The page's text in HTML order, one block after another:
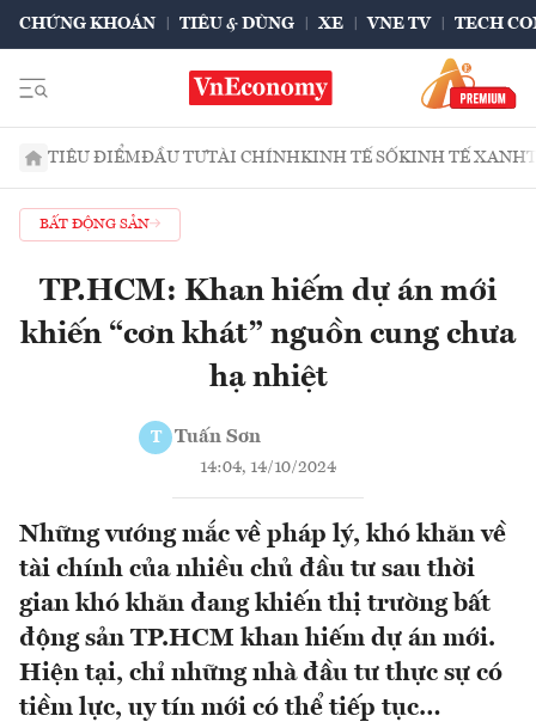
CHỨNG KHOÁN TIÊU & DÙNG XE VNE TV TECH
TIÊU ĐIỂMĐẦU TƯTÀI CHÍNHKINH TẾ SỐKINH TẾ XANH
BẤT ĐỘNG SẢN
TP.HCM: Khan hiếm dự án mới
khiến “cơn khát” nguồn cung chưa
hạ nhiệt
T Tuấn Sơn
14:04, 14/10/2024
Những vướng mắc về pháp lý, khó khăn về
tài chính của nhiều chủ đầu tư sau thời
gian khó khăn đang khiến thị trường bất
động sản TP.HCM khan hiếm dự án mới.
Hiện tại, chỉ những nhà đầu tư thực sự có
tiềm lực, uy tín mới có thể tiếp tục…